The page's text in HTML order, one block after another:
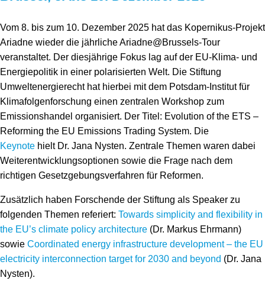
Vom 8. bis zum 10. Dezember 2025 hat das Kopernikus-Projekt
Ariadne wieder die jährliche Ariadne@Brussels-Tour
veranstaltet. Der diesjährige Fokus lag auf der EU-Klima- und
Energiepolitik in einer polarisierten Welt. Die Stiftung
Umweltenergierecht hat hierbei mit dem Potsdam-Institut für
Klimafolgenforschung einen zentralen Workshop zum
Emissionshandel organisiert. Der Titel: Evolution of the ETS –
Reforming the EU Emissions Trading System. Die
Keynote hielt Dr. Jana Nysten. Zentrale Themen waren dabei
Weiterentwicklungsoptionen sowie die Frage nach dem
richtigen Gesetzgebungsverfahren für Reformen.
Zusätzlich haben Forschende der Stiftung als Speaker zu
folgenden Themen referiert: Towards simplicity and flexibility in
the EU’s climate policy architecture (Dr. Markus Ehrmann)
sowie Coordinated energy infrastructure development – the EU
electricity interconnection target for 2030 and beyond (Dr. Jana
Nysten).